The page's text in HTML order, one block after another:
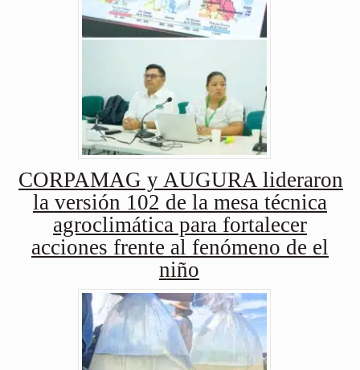
CORPAMAG y AUGURA lideraron
la versión 102 de la mesa técnica
agroclimática para fortalecer
acciones frente al fenómeno de el
niño